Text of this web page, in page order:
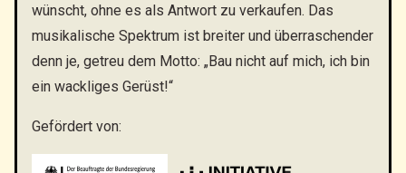
wünscht, ohne es als Antwort zu verkaufen. Das
musikalische Spektrum ist breiter und überraschender
denn je, getreu dem Motto: „Bau nicht auf mich, ich bin
ein wackliges Gerüst!“
Gefördert von: